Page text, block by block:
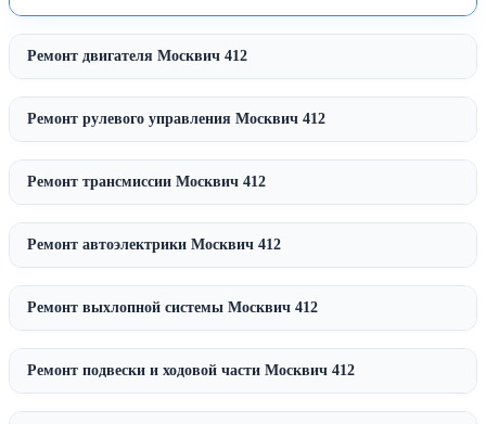
Ремонт двигателя Москвич 412
Ремонт рулевого управления Москвич 412
Ремонт трансмиссии Москвич 412
Ремонт автоэлектрики Москвич 412
Ремонт выхлопной системы Москвич 412
Ремонт подвески и ходовой части Москвич 412